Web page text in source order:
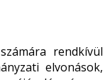
rendkívül
elvonások,